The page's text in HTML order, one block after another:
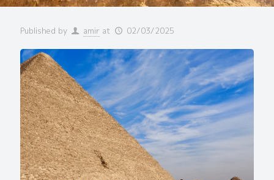
Published by amir at 02/03/2025